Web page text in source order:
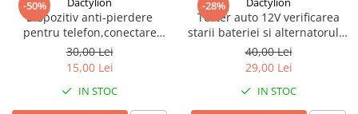
-50%
Dispozitiv anti-pierdere
pentru telefon,conectare
Bluetooth,Android si IOS -
Verde
30,00 Lei
15,00 Lei
IN STOC
-28%
Tester auto 12V verificarea
starii bateriei si alternatorului
- Negru
40,00 Lei
29,00 Lei
IN STOC